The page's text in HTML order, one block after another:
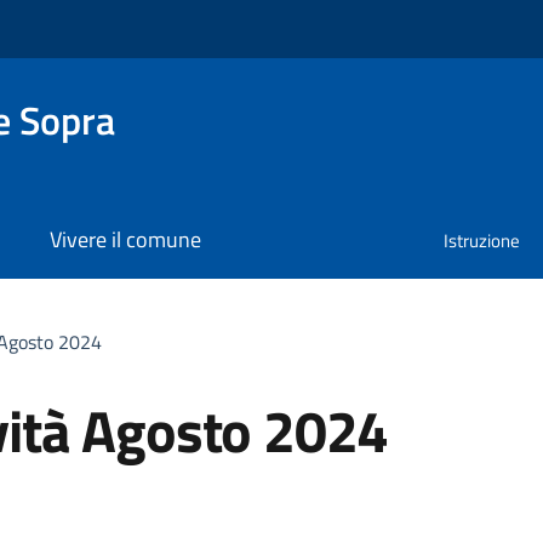
Sopra
Vivere il comune Istruzione
2024
Agosto 2024